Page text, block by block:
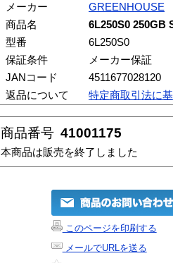
メーカー
GREENHOUSE
商品名
6L250S0 250GB
型番
6L250S0
保証条件
メーカー保証
JANコード
4511677028120
返品について
特定商取引法に
商品番号 41001175
本商品は販売を終了しました
このページを印刷する
メールでURLを送る